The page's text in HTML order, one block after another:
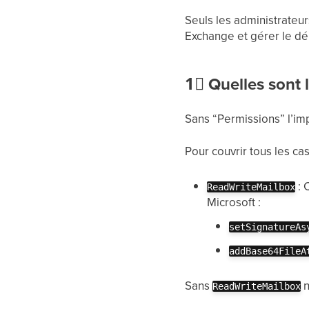
Seuls les
Exchange et gérer le
1⃣Quelles sont
Sans “Permissions”
Pour couvrir tous les
ReadWriteMailbox :
Microsoft :
SansReadWriteMailbox